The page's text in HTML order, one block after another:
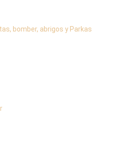
bomber, abrigos y Parkas